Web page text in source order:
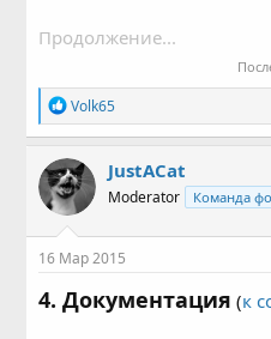
Продолжение...
Р
е
а
к
ц
и
и
:
Volk65
JustACat
Moderator Команда
16 Мар 2015
4. Документация (к